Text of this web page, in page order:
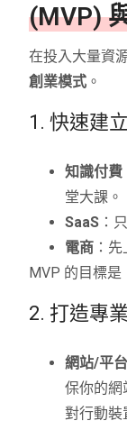
(MVP)
在投入大量資
創業模式 。
1. 快速建
知識付費
堂大課。
SaaS ：
電商 ：
MVP 的目標是
2. 打造專
網站/平台
保你的網
對行動裝